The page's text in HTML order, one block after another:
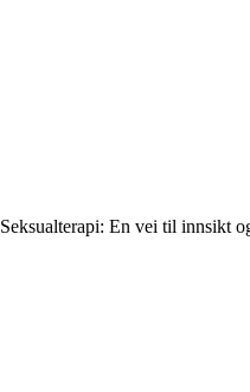
Seksualterapi: En vei til innsikt